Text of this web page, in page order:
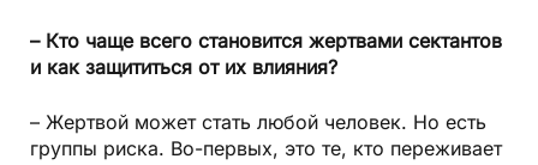
– Кто чаще всего становится жертвами сектантов
и как защититься от их влияния?
– Жертвой может стать любой человек. Но есть
группы риска. Во-первых, это те, кто переживает